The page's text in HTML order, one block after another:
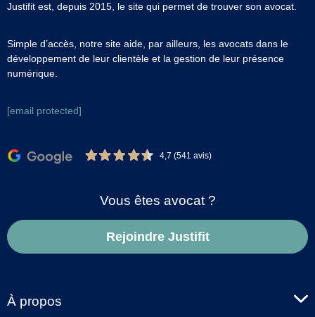
Justifit est, depuis 2015, le site qui permet de trouver son avocat.
Simple d’accès, notre site aide, par ailleurs, les avocats dans le
développement de leur clientèle et la gestion de leur présence
numérique.
[email protected]
4,7 (541 avis)
Vous êtes avocat ?
Rejoindre Justifit
À propos